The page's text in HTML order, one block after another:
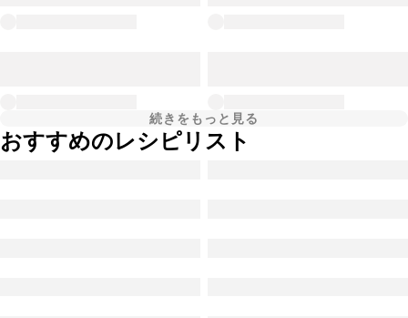
続きをもっと見る
おすすめのレシピリスト